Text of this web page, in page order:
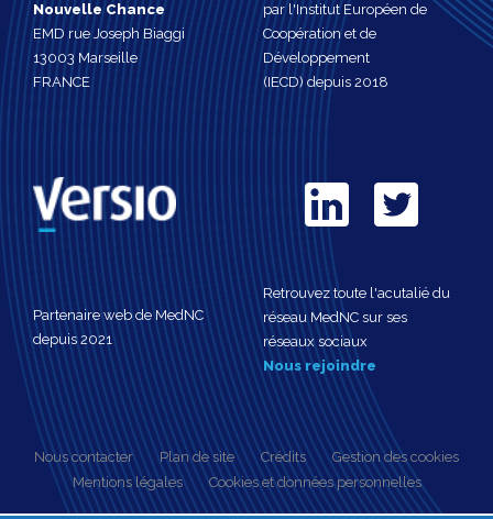
Nouvelle Chance
EMD rue Joseph Biaggi
13003 Marseille
FRANCE
par l'Institut Européen de
Coopération et de
Développement
(IECD) depuis 2018
Partenaire web de MedNC
depuis 2021
Retrouvez toute l'acutalié du
réseau MedNC sur ses
réseaux sociaux
Nous rejoindre
Nous contacter Plan de site Crédits
Gestion des cookies
Mentions légales
Cookies et données personnelles